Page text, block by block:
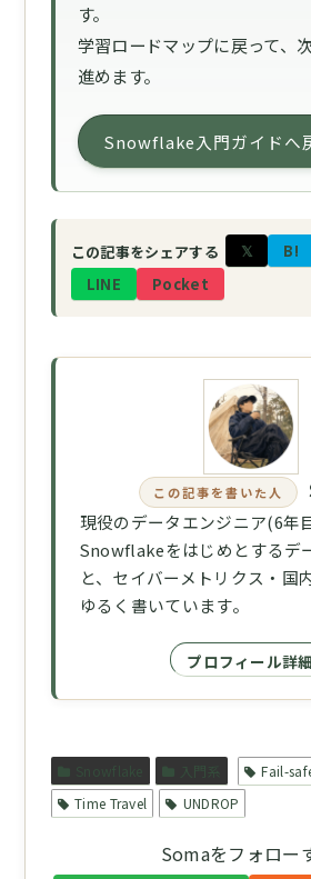
す。
学習ロードマップに戻って、
進めます。
Snowflake入門ガイドへ
この記事をシェアする 𝕏 B!
LINE
Pocket
この記事を書いた人
現役のデータエンジニア(6年
Snowflakeをはじめとするデ
と、セイバーメトリクス・国
ゆるく書いています。
プロフィール詳細
Snowflake 入門系 Fail-
Time Travel
UNDROP
Somaをフォロー